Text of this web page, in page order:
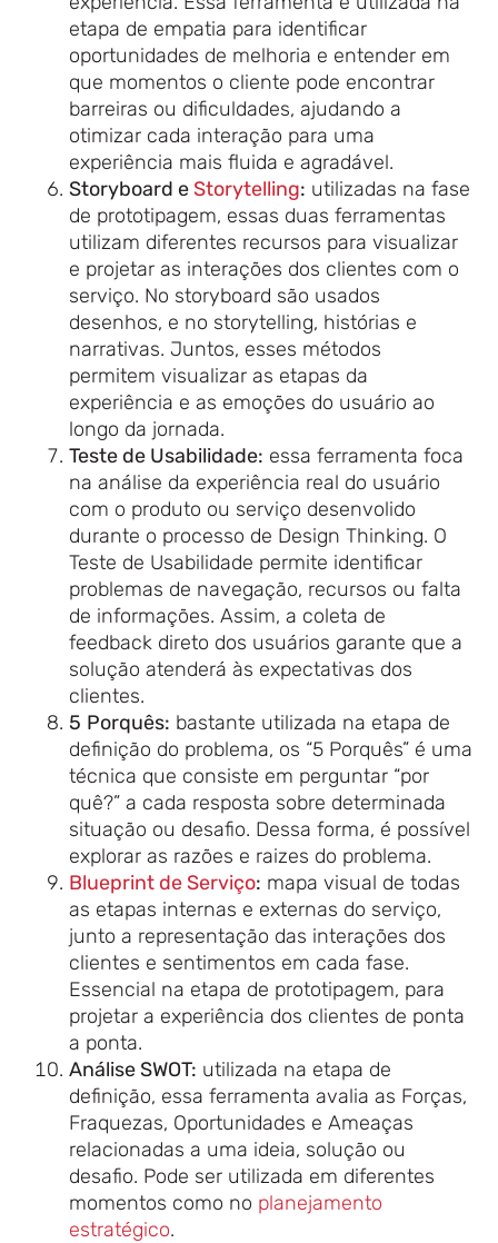
etapa de empatia para identificar
oportunidades de melhoria e entender em
que momentos o cliente pode encontrar
barreiras ou dificuldades, ajudando a
otimizar cada interação para uma
experiência mais fluida e agradável.
Storyboard e Storytelling: utilizadas na fase
de prototipagem, essas duas ferramentas
utilizam diferentes recursos para visualizar
e projetar as interações dos clientes com o
serviço. No storyboard são usados
desenhos, e no storytelling, histórias e
narrativas. Juntos, esses métodos
permitem visualizar as etapas da
experiência e as emoções do usuário ao
longo da jornada.
Teste de Usabilidade: essa ferramenta foca
na análise da experiência real do usuário
com o produto ou serviço desenvolido
durante o processo de Design Thinking. O
Teste de Usabilidade permite identificar
problemas de navegação, recursos ou falta
de informações. Assim, a coleta de
feedback direto dos usuários garante que a
solução atenderá às expectativas dos
clientes.
5 Porquês: bastante utilizada na etapa de
definição do problema, os “5 Porquês” é uma
técnica que consiste em perguntar “por
quê?” a cada resposta sobre determinada
situação ou desafio. Dessa forma, é possível
explorar as razões e raizes do problema.
Blueprint de Serviço: mapa visual de todas
as etapas internas e externas do serviço,
junto a representação das interações dos
clientes e sentimentos em cada fase.
Essencial na etapa de prototipagem, para
projetar a experiência dos clientes de ponta
a ponta.
Análise SWOT: utilizada na etapa de
definição, essa ferramenta avalia as Forças,
Fraquezas, Oportunidades e Ameaças
relacionadas a uma ideia, solução ou
desafio. Pode ser utilizada em diferentes
momentos como no planejamento
estratégico.